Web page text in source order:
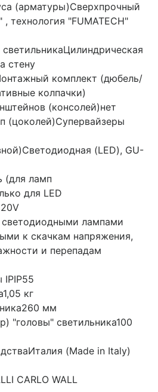
(арматуры)Сверхпрочный
, технология "FUMATECH"
Цилиндрическая
стену
комплект (дюбель/
колпачки)
(консолей)нет
(цоколей)Супервайзеры
Светодиодная (LED), GU-
(для ламп
для LED
лампами
к скачкам напряжения,
и перепадам
IPIP55
1,05 кг
260 мм
"головы" светильника100
Италия (Made in Italy)
CARLO WALL